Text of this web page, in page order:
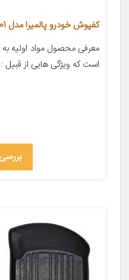
کفپوش خودرو پالمیرا مدل 01 مناسب برای کیا ریو
معرفی محصول مواد اولیه
است که ویژگی هایی از